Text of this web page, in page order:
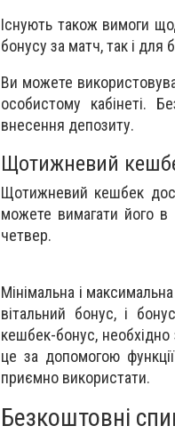
Існують також вимоги
бонусу за матч, так і для
Ви можете
особистому кабінеті.
внесення депозиту.
Щотижневий
Щотижневий кешбек
можете вимагати його в
четвер.
Мінімальна і
вітальний бонус, і
кешбек-бонус,
це за допомогою
приємно використати.
Безкоштовні